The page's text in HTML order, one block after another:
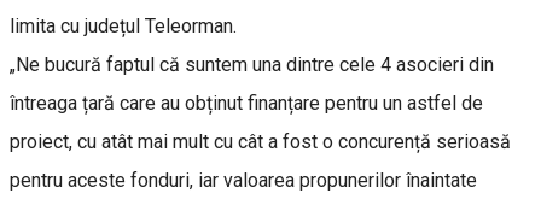
limita cu județul Teleorman.
„Ne bucură faptul că suntem una dintre cele 4 asocieri din
întreaga țară care au obținut finanțare pentru un astfel de
proiect, cu atât mai mult cu cât a fost o concurență serioasă
pentru aceste fonduri, iar valoarea propunerilor înaintate